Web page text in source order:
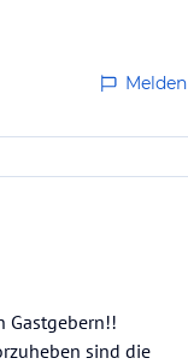
Melden
Gastgebern!!
sind die